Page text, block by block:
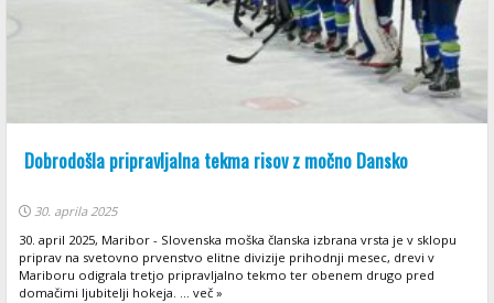
Dobrodošla pripravljalna tekma risov z močno Dansko
30. aprila 2025
30. april 2025, Maribor - Slovenska moška članska izbrana vrsta je v sklopu
priprav na svetovno prvenstvo elitne divizije prihodnji mesec, drevi v
Mariboru odigrala tretjo pripravljalno tekmo ter obenem drugo pred
domačimi ljubitelji hokeja. ... več »